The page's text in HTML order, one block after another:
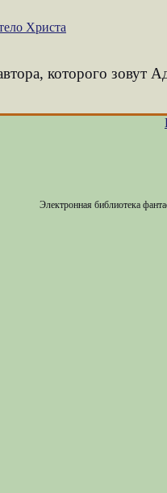
Христа
которого зовут
Электронная библиотека